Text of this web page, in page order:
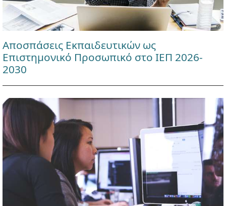
Αποσπάσεις Εκπαιδευτικών ως
Επιστημονικό Προσωπικό στο ΙΕΠ 2026-
2030